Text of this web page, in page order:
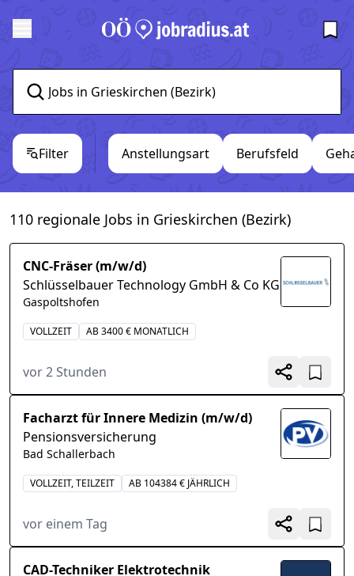
Filter Anstellungsart Berufsfeld
110 regionale Jobs in Grieskirchen (Bezirk)
CNC-Fräser (m/w/d)
Schlüsselbauer Technology GmbH & Co KG
Gaspoltshofen
VOLLZEIT AB 3400 € MONATLICH
vor 2 Stunden
Facharzt für Innere Medizin (m/w/d)
Pensionsversicherung
Bad Schallerbach
VOLLZEIT, TEILZEIT AB 104384 € JÄHRLICH
vor einem Tag
CAD-Techniker Elektrotechnik